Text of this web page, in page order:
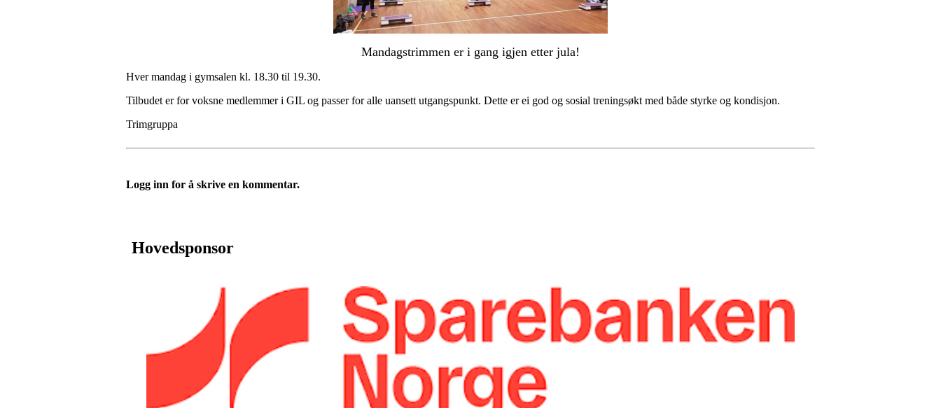
Mandagstrimmen er i gang igjen etter jula!
Hver mandag i gymsalen kl. 18.30 til 19.30.
Tilbudet er for voksne medlemmer i GIL og passer for alle uansett utgangspunkt. Dette er ei god og sosial treningsøkt med både styrke og kondisjon.
Trimgruppa
Logg inn for å skrive en kommentar.
Hovedsponsor